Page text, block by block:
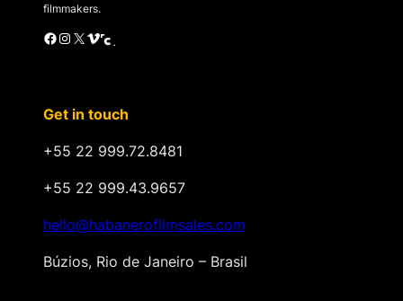
filmmakers.
Facebook Instagram X Vimeo Cinando
Get in touch
+55 22 999.72.8481
+55 22 999.43.9657
hello@habanerofilmsales.com
Búzios, Rio de Janeiro – Brasil